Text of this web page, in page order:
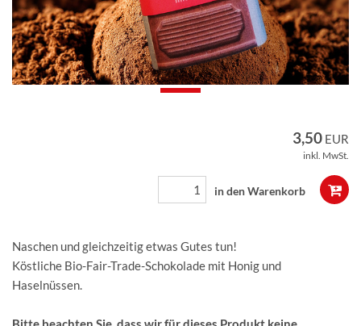
3,50 EUR
inkl. MwSt.
Naschen und gleichzeitig etwas Gutes tun!
Köstliche Bio-Fair-Trade-Schokolade mit Honig und
Haselnüssen.